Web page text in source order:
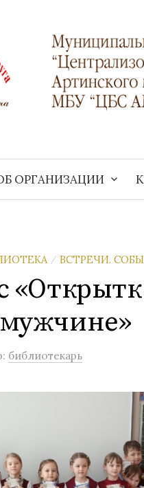
ОРГАНИЗАЦИИ
/ ВСТРЕЧИ.
библиотекарь